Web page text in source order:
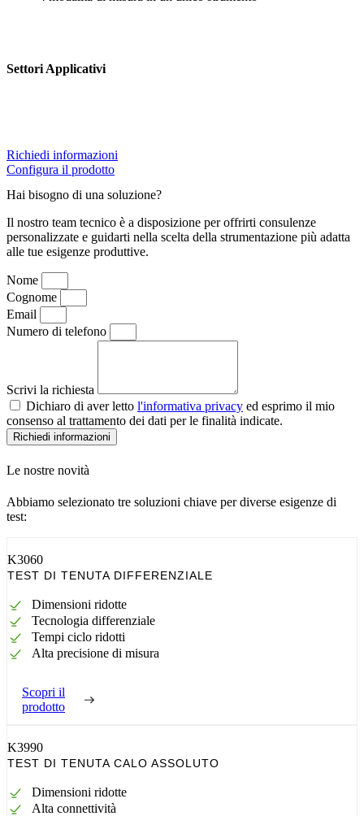
Settori Applicativi
Richiedi informazioni
Configura il prodotto
Hai bisogno di una soluzione?
Il nostro team tecnico è a disposizione per offrirti consulenze
personalizzate e guidarti nella scelta della strumentazione più adatta
alle tue esigenze produttive.
Nome
Cognome
Email
Numero di telefono
Scrivi la richiesta
Dichiaro di aver letto l'informativa privacy ed esprimo il mio
consenso al trattamento dei dati per le finalità indicate.
Richiedi informazioni
Le nostre novità
Abbiamo selezionato tre soluzioni chiave per diverse esigenze di
test:
K3060
TEST DI TENUTA DIFFERENZIALE
Dimensioni ridotte
Tecnologia differenziale
Tempi ciclo ridotti
Alta precisione di misura
Scopri il
prodotto
K3990
TEST DI TENUTA CALO ASSOLUTO
Dimensioni ridotte
Alta connettività